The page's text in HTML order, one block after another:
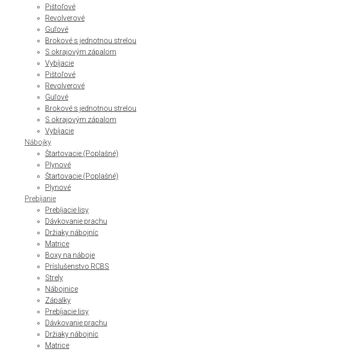
Pištoľové
Revolverové
Guľové
Brokové s jednotnou strelou
S okrajovým zápalom
Vybíjacie
Pištoľové
Revolverové
Guľové
Brokové s jednotnou strelou
S okrajovým zápalom
Vybíjacie
Nábojky
Štartovacie (Poplašné)
Plynové
Štartovacie (Poplašné)
Plynové
Prebíjanie
Prebíjacie lisy
Dávkovanie prachu
Držiaky nábojníc
Matrice
Boxy na náboje
Príslušenstvo RCBS
Strely
Nábojnice
Zápalky
Prebíjacie lisy
Dávkovanie prachu
Držiaky nábojníc
Matrice